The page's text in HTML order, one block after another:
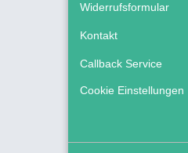
Widerrufsformular
Kontakt
Callback Service
Cookie Einstellungen